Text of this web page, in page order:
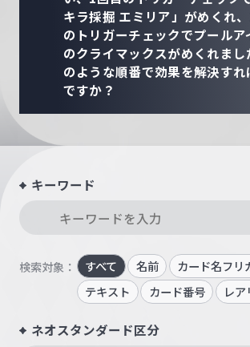
キラ採掘 エミリア」がめくれ
のトリガーチェックでプールア
のクライマックスがめくれまし
のような順番で効果を解決すれ
ですか？
キーワード
検索対象： すべて 名前 カード名フリ
テキスト
カード番号 レア
ネオスタンダード区分